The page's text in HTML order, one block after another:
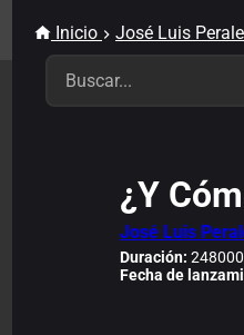
Inicio José Luis
¿Y
José Luis
Duración:
Fecha de